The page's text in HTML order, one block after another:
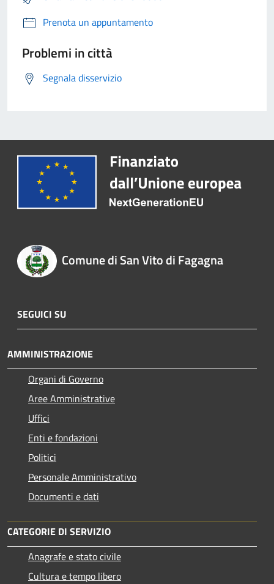
Prenota un appuntamento
Problemi in città
Segnala disservizio
Comune di San Vito di Fagagna
SEGUICI SU
AMMINISTRAZIONE
Organi di Governo
Aree Amministrative
Uffici
Enti e fondazioni
Politici
Personale Amministrativo
Documenti e dati
CATEGORIE DI SERVIZIO
Anagrafe e stato civile
Cultura e tempo libero